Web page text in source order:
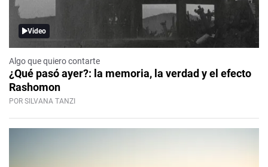
Video
Algo que quiero contarte
¿Qué pasó ayer?: la memoria, la verdad y el efecto
Rashomon
POR SILVANA TANZI